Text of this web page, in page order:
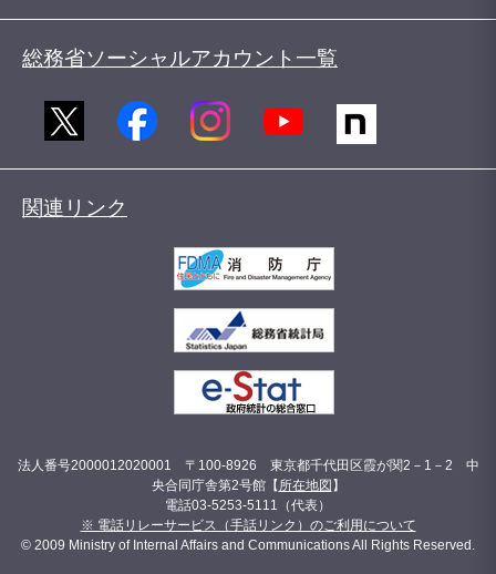
総務省ソーシャルアカウント一覧
関連リンク
法人番号2000012020001 〒100-8926 東京都千代田区霞が関2－1－2 中
央合同庁舎第2号館【 所在地図 】
電話03-5253-5111（代表）
※ 電話リレーサービス（手話リンク）のご利用について
© 2009 Ministry of Internal Affairs and Communications All Rights Reserved.